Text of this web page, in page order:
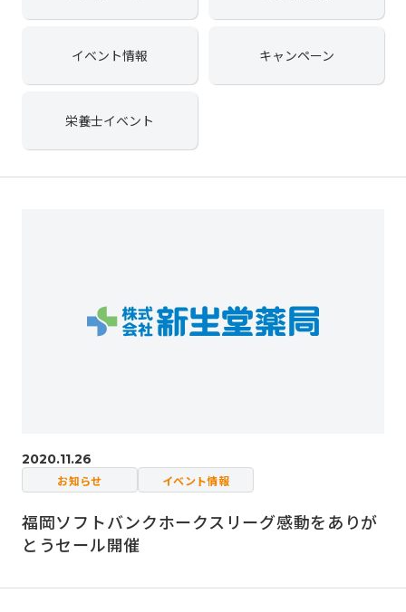
イベント情報 キャンペーン
栄養士イベント
2020.11.26
お知らせ イベント情報
福岡ソフトバンクホークスリーグ感動をありが
とうセール開催